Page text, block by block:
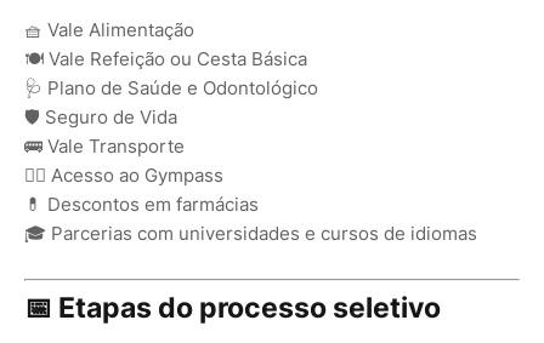
🧺 Vale Alimentação
🍽️ Vale Refeição ou Cesta Básica
🩺 Plano de Saúde e Odontológico
🛡️ Seguro de Vida
🚌 Vale Transporte
🏋️‍♂️ Acesso ao Gympass
💊 Descontos em farmácias
🎓 Parcerias com universidades e cursos de idiomas
📅 Etapas do processo seletivo